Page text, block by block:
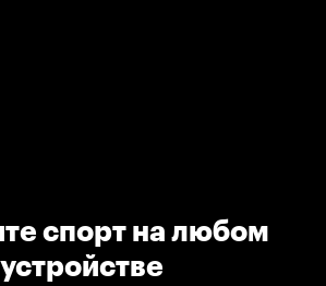
спорт на любом
устройстве